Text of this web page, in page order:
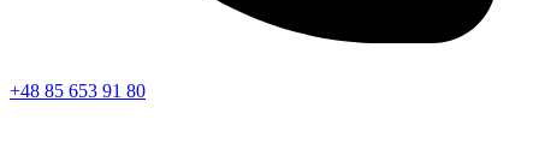
+48 85 653 91 80